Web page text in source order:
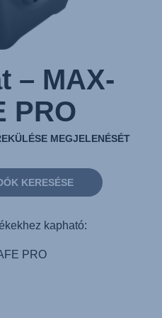
– MAX-
PRO
MEGJELENÉSÉT
KERESÉSE
kapható:
PRO